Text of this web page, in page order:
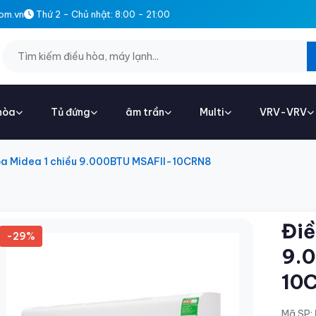
Thứ 2 - Chủ nhật: 8:00 - 21:00
Tủ đứng âm trần Multi VRV-VRV
Midea 1 chiều 9.000BTU MSAFII-10CRN8
-29%